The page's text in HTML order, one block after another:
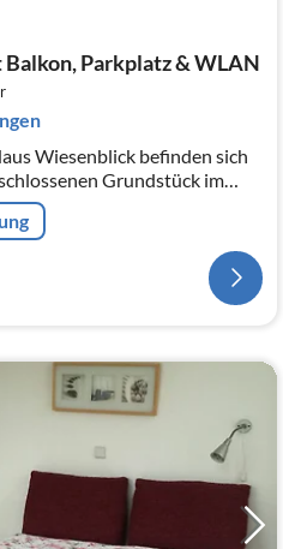
Parkplatz & WLAN
Wiesenblick befinden sich
Grundstück im
Platz für bis zu 3
für 2...